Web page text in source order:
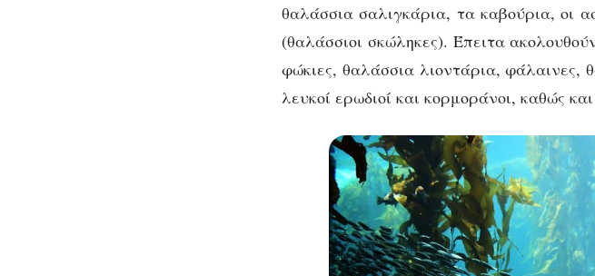
θαλάσσια σαλιγκάρια, τα καβούρια, οι
(θαλάσσιοι σκώληκες). Έπειτα
φώκιες, θαλάσσια λιοντάρια, φάλαινες,
λευκοί ερωδιοί και κορμοράνοι, καθώς